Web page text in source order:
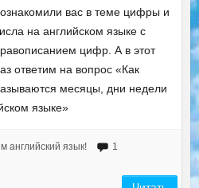
вас в теме цифры и
на английском языке с
цифр. А в этот
ответим на вопрос «Как
месяцы, дни недели
языке»
английский язык!
1